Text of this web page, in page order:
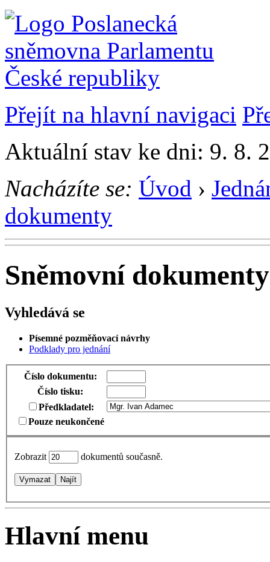
Přejít na hlavní navigaci
Aktuální stav ke dni: 9. 8.
Nacházíte se: Úvod ›
dokumenty
Sněmovní dokumenty
Vyhledává se
Písemné pozměňovací návrhy
Podklady pro jednání
Číslo dokumentu:
Číslo tisku:
Předkladatel:
Pouze neukončené
Zobrazit dokumentů současně.
Vymazat Najít
Hlavní menu